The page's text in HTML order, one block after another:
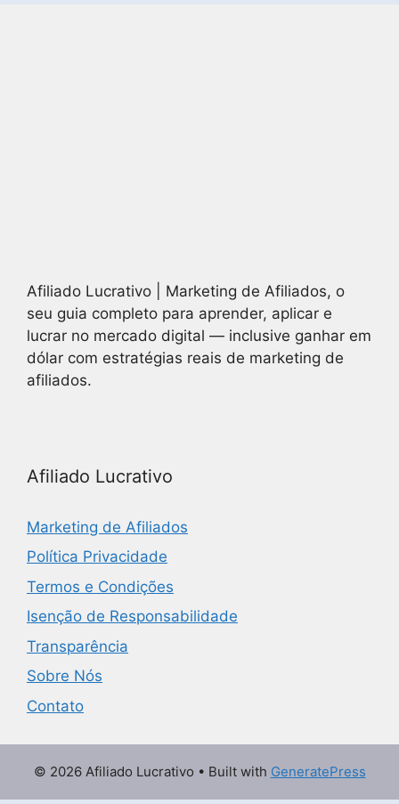
Afiliado Lucrativo | Marketing de Afiliados, o
seu guia completo para aprender, aplicar e
lucrar no mercado digital — inclusive ganhar em
dólar com estratégias reais de marketing de
afiliados.
Afiliado Lucrativo
Marketing de Afiliados
Política Privacidade
Termos e Condições
Isenção de Responsabilidade
Transparência
Sobre Nós
Contato
© 2026 Afiliado Lucrativo • Built with GeneratePress